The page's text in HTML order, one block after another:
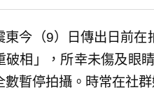
東今（9）日傳出日前
破相」，所幸未傷及眼
數暫停拍攝。時常在社